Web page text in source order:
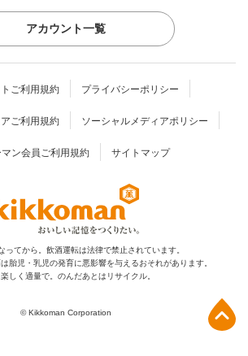
アカウント一覧
ご利用規約 プライバシーポリシー
ご利用規約 ソーシャルメディアポリシー
ン会員ご利用規約 サイトマップ
ってから。飲酒運転は法律で禁止されています。
胎児・乳児の発育に悪影響を与えるおそれがあります。
しく適量で。のんだあとはリサイクル。
© Kikkoman Corporation